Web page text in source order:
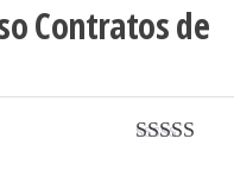
Contratos de